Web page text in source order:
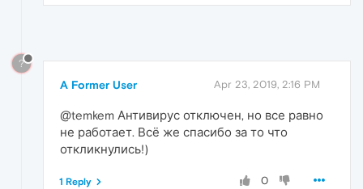
?
A Former User Apr 23, 2019, 2:16 PM
@temkem Антивирус отключен, но все равно
не работает. Всё же спасибо за то что
откликнулись!)
0
1 Reply